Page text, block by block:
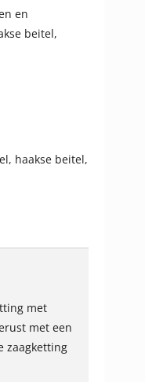
en
beitel,
haakse beitel,
met
met een
zaagketting